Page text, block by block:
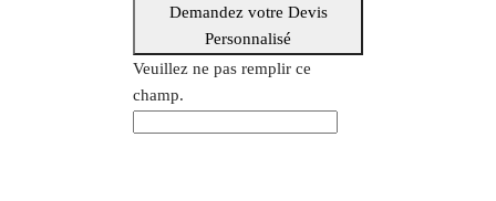
Demandez votre Devis
Personnalisé
Veuillez ne pas remplir ce
champ.